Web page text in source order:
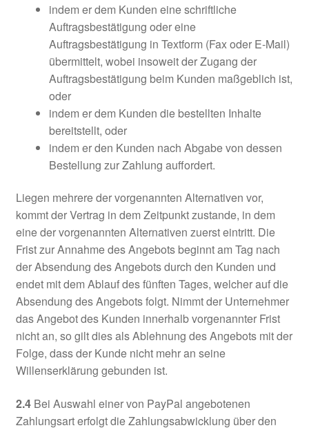
indem er dem Kunden eine schriftliche
Auftragsbestätigung oder eine
Auftragsbestätigung in Textform (Fax oder E-Mail)
übermittelt, wobei insoweit der Zugang der
Auftragsbestätigung beim Kunden maßgeblich ist,
oder
indem er dem Kunden die bestellten Inhalte
bereitstellt, oder
indem er den Kunden nach Abgabe von dessen
Bestellung zur Zahlung auffordert.
Liegen mehrere der vorgenannten Alternativen vor,
kommt der Vertrag in dem Zeitpunkt zustande, in dem
eine der vorgenannten Alternativen zuerst eintritt. Die
Frist zur Annahme des Angebots beginnt am Tag nach
der Absendung des Angebots durch den Kunden und
endet mit dem Ablauf des fünften Tages, welcher auf die
Absendung des Angebots folgt. Nimmt der Unternehmer
das Angebot des Kunden innerhalb vorgenannter Frist
nicht an, so gilt dies als Ablehnung des Angebots mit der
Folge, dass der Kunde nicht mehr an seine
Willenserklärung gebunden ist.
2.4Bei Auswahl einer von PayPal angebotenen
Zahlungsart erfolgt die Zahlungsabwicklung über den